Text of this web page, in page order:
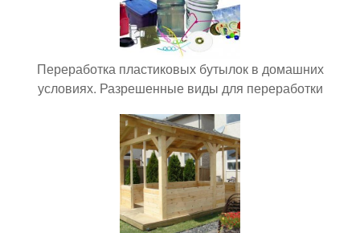
Переработка пластиковых бутылок в домашних
условиях. Разрешенные виды для переработки